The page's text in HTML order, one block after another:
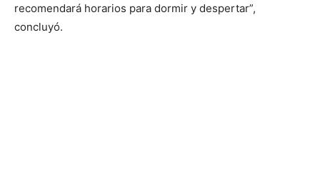
recomendará horarios para dormir y despertar”,
concluyó.